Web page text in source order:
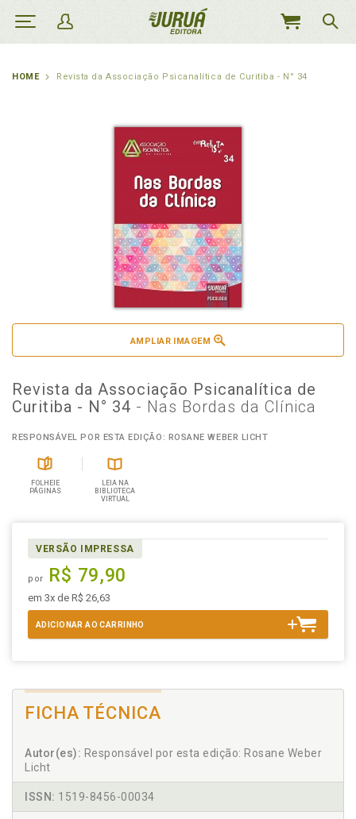
MEU
HOME Revista da Associação Psicanalítica de Curitiba - N° 34
AMPLIAR IMAGEM
Revista da Associação Psicanalítica de
Curitiba - N° 34 - Nas Bordas da Clínica
RESPONSÁVEL POR ESTA EDIÇÃO: ROSANE WEBER LICHT
FOLHEIE
PÁGINAS
LEIA NA
BIBLIOTECA
VIRTUAL
VERSÃO IMPRESSA
por R$ 79,90
em 3x de R$ 26,63
ADICIONAR AO CARRINHO
FICHA TÉCNICA
Autor(es): Responsável por esta edição: Rosane Weber
Licht
ISSN: 1519-8456-00034